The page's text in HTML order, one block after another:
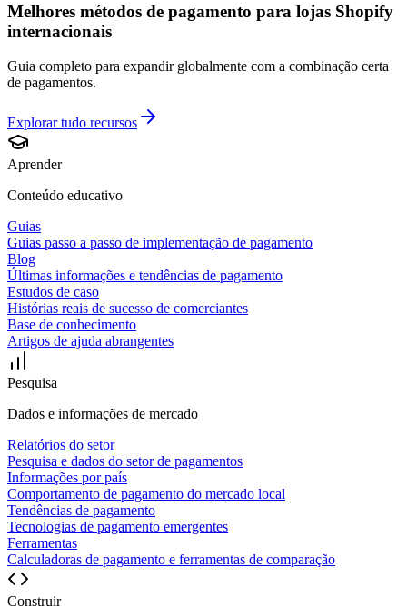
Melhores métodos de pagamento para lojas Shopify
internacionais
Guia completo para expandir globalmente com a combinação certa
de pagamentos.
Explorar tudo recursos
Aprender
Conteúdo educativo
Guias
Guias passo a passo de implementação de pagamento
Blog
Últimas informações e tendências de pagamento
Estudos de caso
Histórias reais de sucesso de comerciantes
Base de conhecimento
Artigos de ajuda abrangentes
Pesquisa
Dados e informações de mercado
Relatórios do setor
Pesquisa e dados do setor de pagamentos
Informações por país
Comportamento de pagamento do mercado local
Tendências de pagamento
Tecnologias de pagamento emergentes
Ferramentas
Calculadoras de pagamento e ferramentas de comparação
Construir